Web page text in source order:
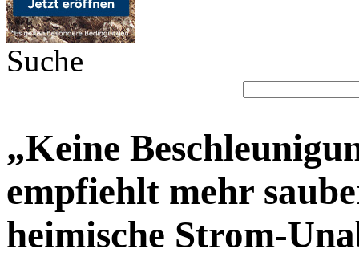
Suche
„Keine
empfiehlt mehr
heimische Strom-